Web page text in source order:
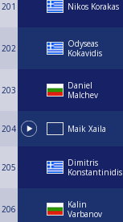
201 Nikos Korakas
202
Odyseas
Kokavidis
203
Daniel
Malchev
204 Maik Xaila
205
Dimitris
Konstantinidis
206
Kalin
Varbanov